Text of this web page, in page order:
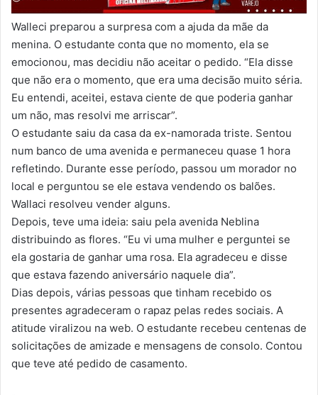
Walleci preparou a surpresa com a ajuda da mãe da
menina. O estudante conta que no momento, ela se
emocionou, mas decidiu não aceitar o pedido. “Ela disse
que não era o momento, que era uma decisão muito séria.
Eu entendi, aceitei, estava ciente de que poderia ganhar
um não, mas resolvi me arriscar”.
O estudante saiu da casa da ex-namorada triste. Sentou
num banco de uma avenida e permaneceu quase 1 hora
refletindo. Durante esse período, passou um morador no
local e perguntou se ele estava vendendo os balões.
Wallaci resolveu vender alguns.
Depois, teve uma ideia: saiu pela avenida Neblina
distribuindo as flores. “Eu vi uma mulher e perguntei se
ela gostaria de ganhar uma rosa. Ela agradeceu e disse
que estava fazendo aniversário naquele dia”.
Dias depois, várias pessoas que tinham recebido os
presentes agradeceram o rapaz pelas redes sociais. A
atitude viralizou na web. O estudante recebeu centenas de
solicitações de amizade e mensagens de consolo. Contou
que teve até pedido de casamento.